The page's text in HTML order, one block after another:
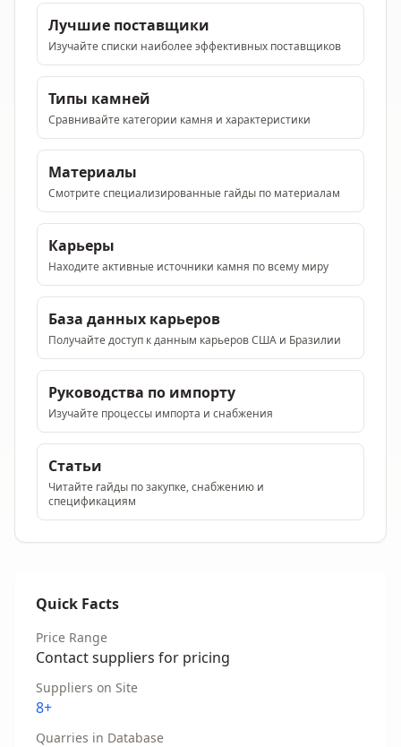
Лучшие поставщики
Изучайте списки наиболее эффективных поставщиков
Типы камней
Сравнивайте категории камня и характеристики
Материалы
Смотрите специализированные гайды по материалам
Карьеры
Находите активные источники камня по всему миру
База данных карьеров
Получайте доступ к данным карьеров США и Бразилии
Руководства по импорту
Изучайте процессы импорта и снабжения
Статьи
Читайте гайды по закупке, снабжению и
спецификациям
Quick Facts
Price Range
Contact suppliers for pricing
Suppliers on Site
8+
Quarries in Database